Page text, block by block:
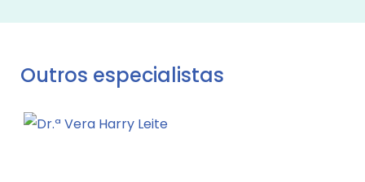
Outros especialistas